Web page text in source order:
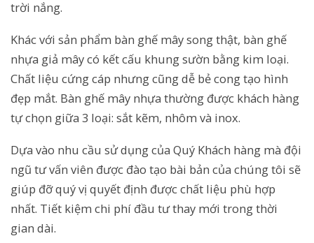
trời nắng.
Khác với sản phẩm bàn ghế mây song thật, bàn ghế
nhựa giả mây có kết cấu khung sườn bằng kim loại.
Chất liệu cứng cáp nhưng cũng dễ bẻ cong tạo hình
đẹp mắt. Bàn ghế mây nhựa thường được khách hàng
tự chọn giữa 3 loại: sắt kẽm, nhôm và inox.
Dựa vào nhu cầu sử dụng của Quý Khách hàng mà đội
ngũ tư vấn viên được đào tạo bài bản của chúng tôi sẽ
giúp đỡ quý vị quyết định được chất liệu phù hợp
nhất. Tiết kiệm chi phí đầu tư thay mới trong thời
gian dài.